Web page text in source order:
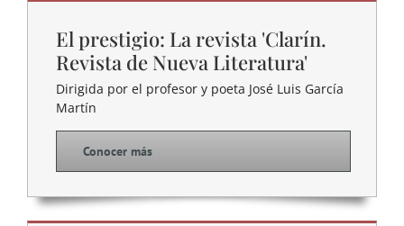
El prestigio: La revista 'Clarín.
Revista de Nueva Literatura'
Dirigida por el profesor y poeta José Luis García
Martín
Conocer más